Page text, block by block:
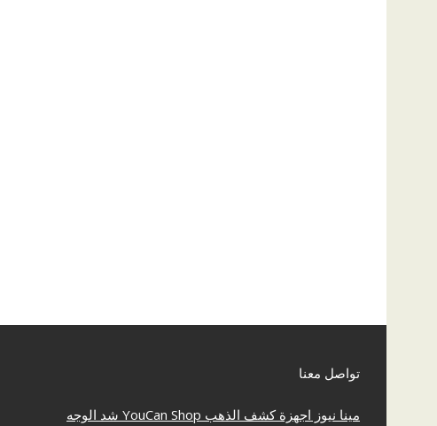
تواصل معنا
مينا نيوز اجهزة كشف الذهب YouCan Shop شد الوجه